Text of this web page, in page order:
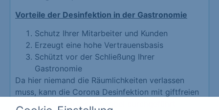
Vorteile der Desinfektion in der Gastronomie
Schutz Ihrer Mitarbeiter und Kunden
Erzeugt eine hohe Vertrauensbasis
Schützt vor der Schließung Ihrer
Gastronomie
Da hier niemand die Räumlichkeiten verlassen
muss, kann die Corona Desinfektion mit giftfreien